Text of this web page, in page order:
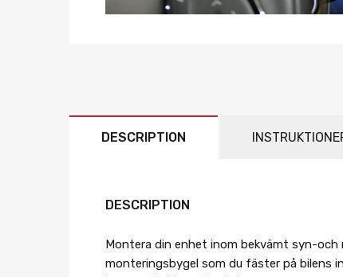
DESCRIPTION
DESCRIPTION
Montera din enhet inom bekvämt syn-och
monteringsbygel som du fäster på bilens